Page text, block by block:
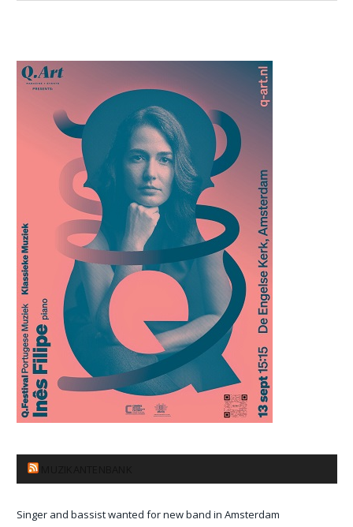
Singer and bassist wanted for new band in Amsterdam